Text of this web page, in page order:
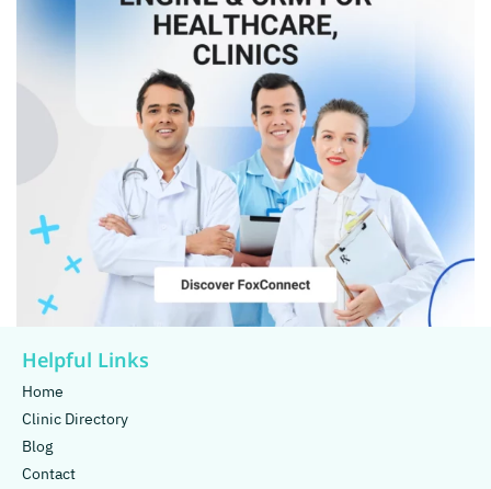
Helpful Links
Home
Clinic Directory
Blog
Contact